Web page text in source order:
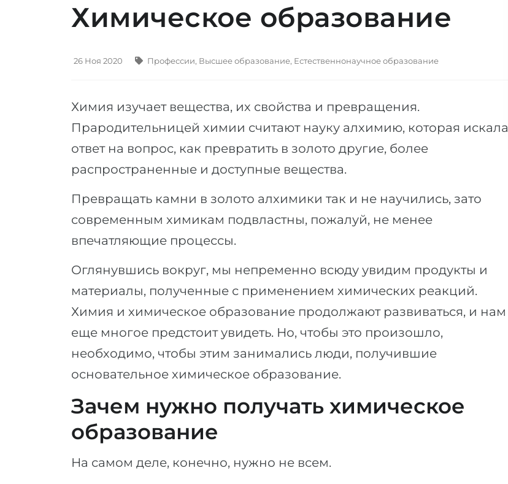
Химическое образование
26 Ноя 2020 Профессии, Высшее образование, Естественнонаучное образование
Химия изучает вещества, их свойства и превращения.
Прародительницей химии считают науку алхимию, которая искала
ответ на вопрос, как превратить в золото другие, более
распространенные и доступные вещества.
Превращать камни в золото алхимики так и не научились, зато
современным химикам подвластны, пожалуй, не менее
впечатляющие процессы.
Оглянувшись вокруг, мы непременно всюду увидим продукты и
материалы, полученные с применением химических реакций.
Химия и химическое образование продолжают развиваться, и нам
еще многое предстоит увидеть. Но, чтобы это произошло,
необходимо, чтобы этим занимались люди, получившие
основательное химическое образование.
Зачем нужно получать химическое
образование
На самом деле, конечно, нужно не всем.